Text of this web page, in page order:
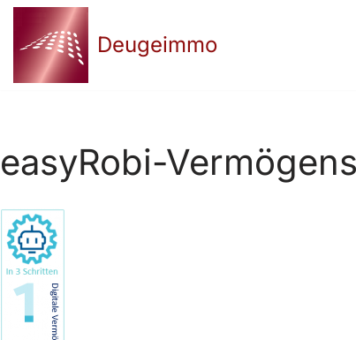
Zum
Inhalt
Deugeimmo
easyRobi-